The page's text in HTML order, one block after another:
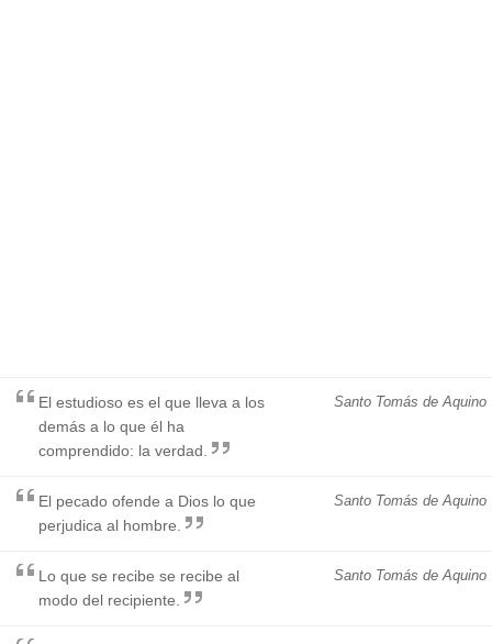
Santo Tomás de Aquino
El estudioso es el que lleva a los
demás a lo que él ha
comprendido: la verdad.
Santo Tomás de Aquino
El pecado ofende a Dios lo que
perjudica al hombre.
Santo Tomás de Aquino
Lo que se recibe se recibe al
modo del recipiente.